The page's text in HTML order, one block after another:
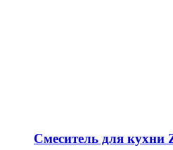
Смеситель для кухни